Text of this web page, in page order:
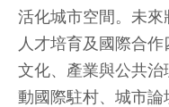
活化城市空間。未來
人才培育及國際合
文化、產業與公共
動國際駐村、城市論